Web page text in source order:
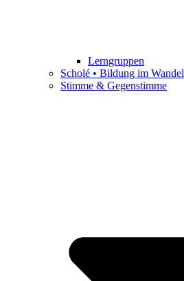
Lerngruppen
Scholé • Bildung im Wandel
Stimme & Gegenstimme